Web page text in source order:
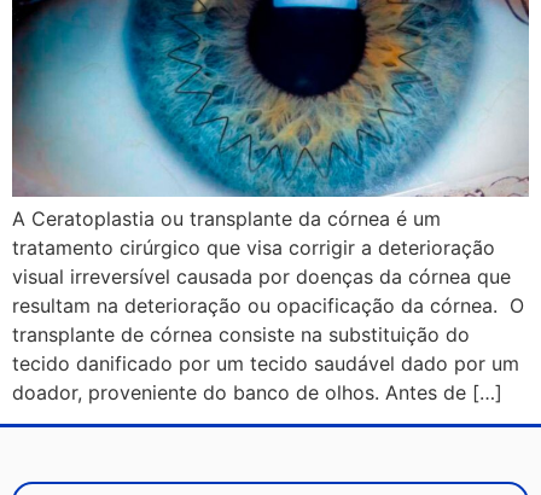
A Ceratoplastia ou transplante da córnea é um
tratamento cirúrgico que visa corrigir a deterioração
visual irreversível causada por doenças da córnea que
resultam na deterioração ou opacificação da córnea. O
transplante de córnea consiste na substituição do
tecido danificado por um tecido saudável dado por um
doador, proveniente do banco de olhos. Antes de […]